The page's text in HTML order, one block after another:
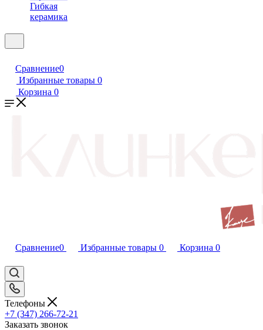
Гибкая
керамика
Сравнение0
Избранные товары 0
Корзина 0
Сравнение0 Избранные товары 0 Корзина 0
Телефоны
+7 (347) 266-72-21
Заказать звонок